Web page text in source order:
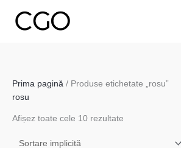
Prima pagină / Produse etichetate „rosu”
rosu
Afișez toate cele 10 rezultate